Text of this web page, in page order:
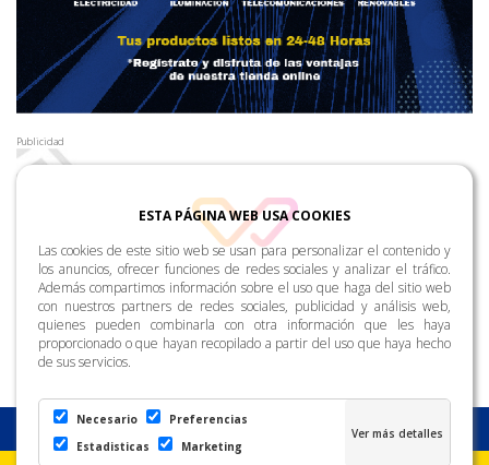
Publicidad
ESTA PÁGINA WEB USA COOKIES
Las cookies de este sitio web se usan para personalizar el contenido y
los anuncios, ofrecer funciones de redes sociales y analizar el tráfico.
Además compartimos información sobre el uso que haga del sitio web
con nuestros partners de redes sociales, publicidad y análisis web,
quienes pueden combinarla con otra información que les haya
proporcionado o que hayan recopilado a partir del uso que haya hecho
de sus servicios.
Necesario
Preferencias
Estadisticas
Marketing